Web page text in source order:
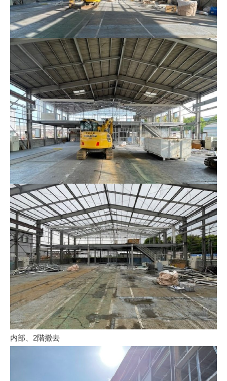
内部、2階撤去